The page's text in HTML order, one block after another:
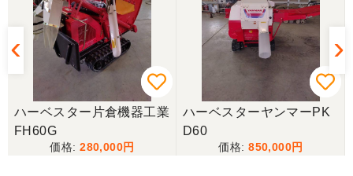
整備された中古のバインダーを探していて、金額も
だいたい予算内だったのですぐに決めました！ それ
から陸送が可能という所も大きな決め手で、良い買
い物が出来たと非常に満足しております。
山梨県／今井基史
この度は、迅速な対応ありがとうございました。た
だ、メールに記載の配達の受け取りについてタイム
ラグがあり少しとまどいましたので、星をひとつの
ハーベスター片倉機器工業
FH60G
280,000
ハーベスターヤンマーPK
D60
850,000